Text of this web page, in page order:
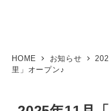
動HOME お知らせ
里」オープン♪